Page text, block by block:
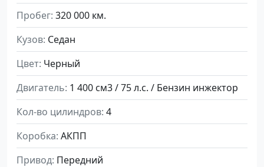
Пробег 320 000 км.
Кузов Седан
Цвет Черный
Двигатель 1 400 см3 / 75 л.с. / Бензин инжектор
Кол-во цилиндров 4
Коробка АКПП
Привод Передний